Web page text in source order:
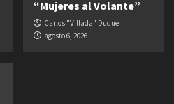
“Mujeres al Volante”
Carlos "Villada" Duque
agosto 6, 2026